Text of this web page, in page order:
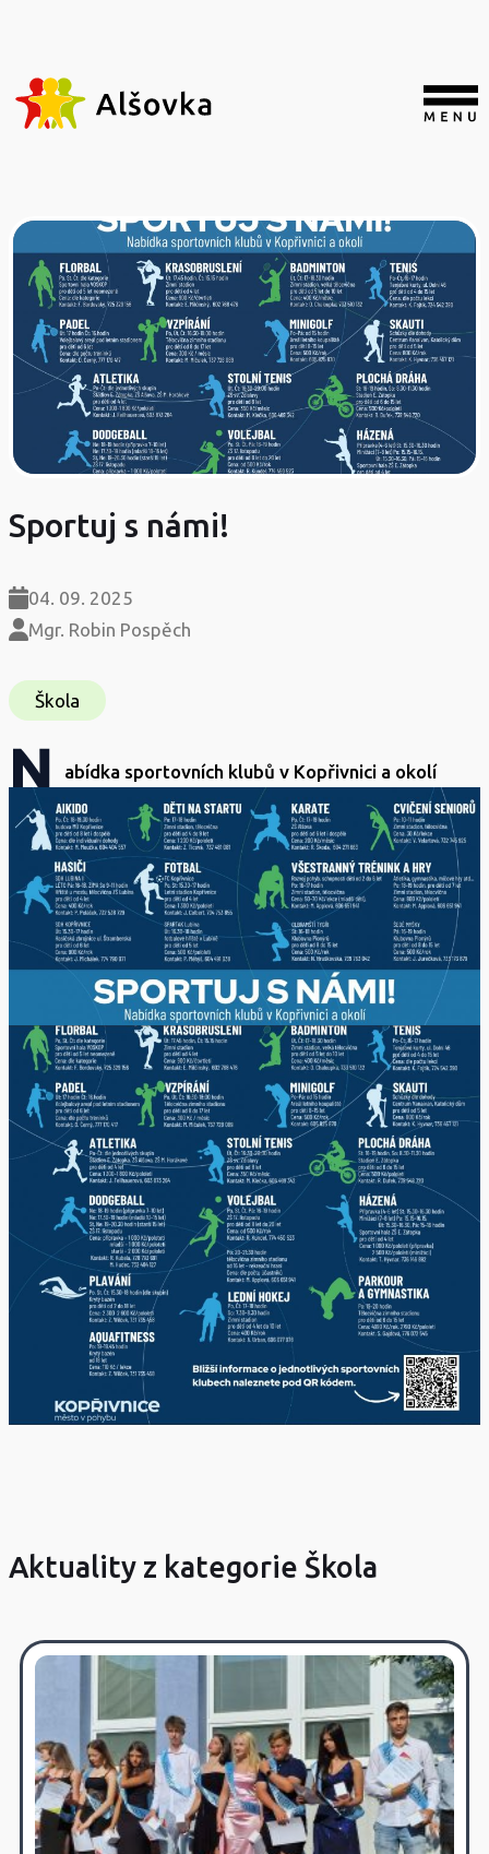
Sportuj s námi!
04. 09. 2025
Mgr. Robin Pospěch
Škola
N abídka sportovních klubů v Kopřivnici a okolí
Aktuality z kategorie Škola